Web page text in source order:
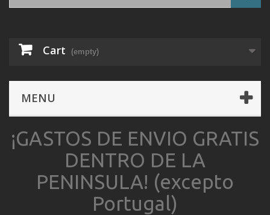
Cart (empty)
MENU
¡GASTOS DE ENVIO GRATIS
DENTRO DE LA
PENINSULA! (excepto
Portugal)